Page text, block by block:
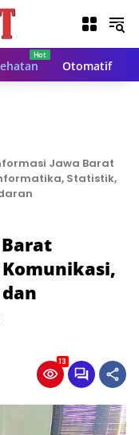
Otomatif
Jawa Barat
Statistik,
13